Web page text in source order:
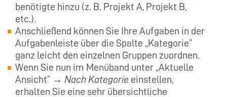
benötigte hinzu (z. B. Projekt A, Projekt B,
etc.).
Anschließend können Sie Ihre Aufgaben in der
Aufgabenleiste über die Spalte „Kategorie“
ganz leicht den einzelnen Gruppen zuordnen.
Wenn Sie nun im Menüband unter „Aktuelle
Ansicht“ → Nach Kategorie einstellen,
erhalten Sie eine sehr übersichtliche